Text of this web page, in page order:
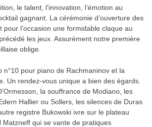
le talent, l’innovation, l’émotion au
gagnant. La cérémonie d’ouverture des
pour l’occasion une formidable claque au
les jeux. Assurément notre première
oblige.
n°10 pour piano de Rachmaninov et la
Un rendez-vous unique a bien des égards.
la souffrance de Modiano, les
Hallier ou Sollers, les silences de Duras
registre Bukowski ivre sur le plateau
Matzneff qui se vante de pratiques